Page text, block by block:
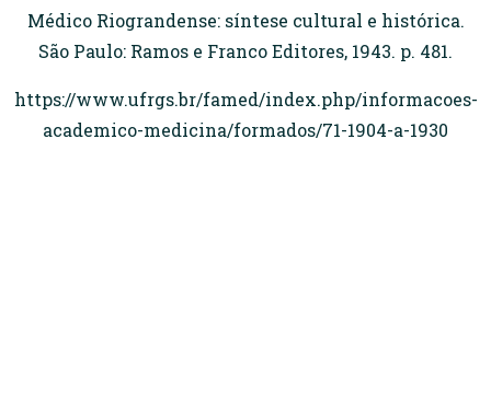
Médico Riograndense: síntese cultural e histórica.
São Paulo: Ramos e Franco Editores, 1943. p. 481.
https://www.ufrgs.br/famed/index.php/informacoes-
academico-medicina/formados/71-1904-a-1930